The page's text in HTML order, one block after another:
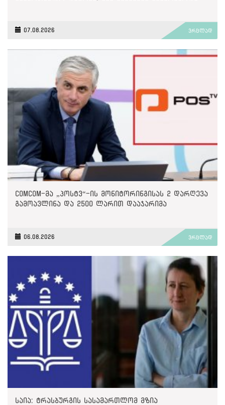
07.08.2026 ვრცლად
ComCom-მა „პოსტვ“-ის მონიტორინგისას 2 დარღევა
გამოავლინა და 2500 ლარით დააჯარიმა
06.08.2026 ვრცლად
საია: ტრასბურგის სასამართლომ მზია